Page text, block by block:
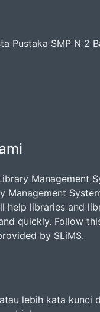
Pustaka SMP N 2
Management
Management
help libraries and
quickly. Follow
by SLiMS.
lebih kata kunci